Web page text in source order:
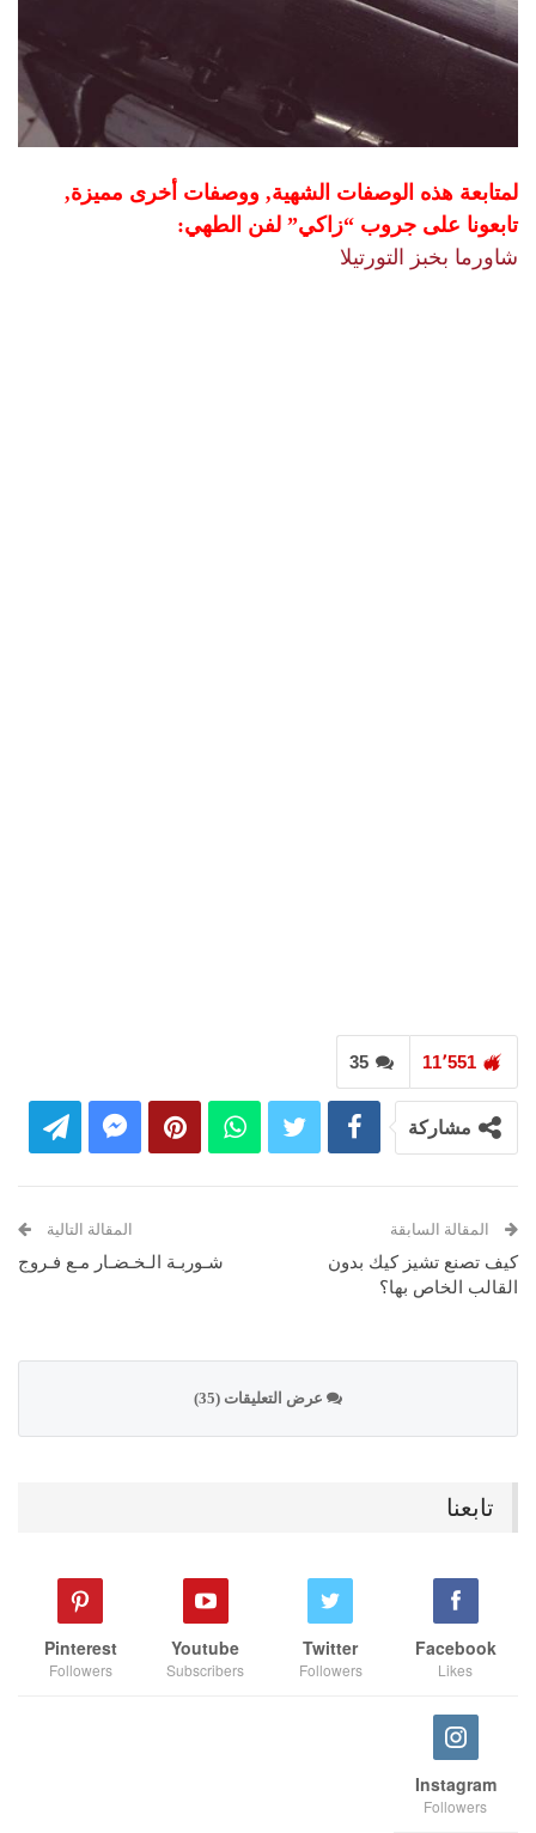
لمتابعة هذه الوصفات الشهية, ووصفات أخرى مميزة,
تابعونا على جروب “زاكي” لفن الطهي:
شاورما بخبز التورتيلا
35 11٬551
مشاركة
المقالة السابقة
كيف تصنع تشيز كيك بدون
القالب الخاص بها؟
المقالة التالية
شـوربـة الـخـضـار مـع فـروج
عرض التعليقات (35)
تابعنا
Facebook
Likes
Twitter
Followers
Youtube
Subscribers
Pinterest
Followers
Instagram
Followers